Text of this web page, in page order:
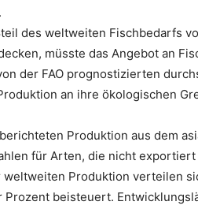
des weltweiten Fischbedarfs
müsste das Angebot an
der FAO prognostizierten
an ihre ökologischen
Produktion aus dem
für Arten, die nicht exportiert
Produktion verteilen
beisteuert.